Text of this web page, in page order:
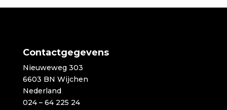
Contactgegevens
Nieuweweg 303
6603 BN Wijchen
Nederland
024 – 64 225 24